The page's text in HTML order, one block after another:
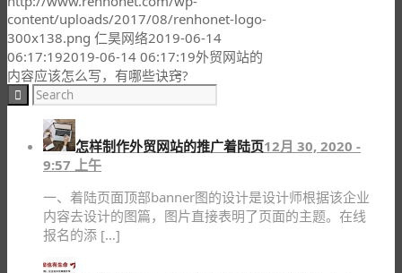
content/uploads/2017/08/renhonet-logo-
300x138.png 仁昊网络2019-06-14
06:17:192019-06-14 06:17:19外贸网站的
内容应该怎么写，有哪些诀窍?
怎样制作外贸网站的推广着陆页12月 30, 2020 -
9:57 上午
一、着陆页面顶部banner图的设计是设计师根据该企业
内容去设计的图篇，图片直接表明了页面的主题。在线
报名的添 […]